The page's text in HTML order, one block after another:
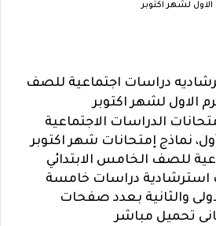
الاول لشهر اكتوبر
دراسات اجتماعية للصف
الاول لشهر اكتوبر
الدراسات الاجتماعية
نماذج إمتحانات شهر اكتوبر
للصف الخامس الابتدائي
استرشادية دراسات خامسة
والثانية بعدد صفحات